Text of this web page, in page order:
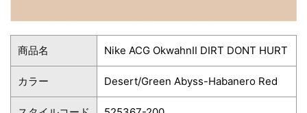
商品名 Nike ACG OkwahnⅡ DIRT DONT HURT
カラー Desert/Green Abyss-Habanero Red